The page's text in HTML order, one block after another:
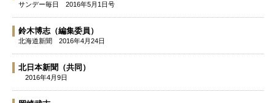
サンデー毎日 2016年5月1日号
鈴木博志（編集委員）
北海道新聞 2016年4月24日
北日本新聞（共同）
2016年4月9日